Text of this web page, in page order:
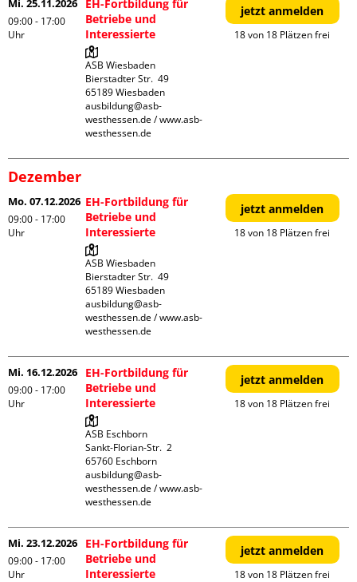
Mi. 25.11.2026
09:00 - 17:00
Uhr
EH-Fortbildung für
Betriebe und
Interessierte
ASB Wiesbaden
Bierstadter Str.  49
65189 Wiesbaden
ausbildung@asb-
westhessen.de / www.asb-
westhessen.de
jetzt anmelden
18 von 18 Plätzen frei
Dezember
Mo. 07.12.2026
09:00 - 17:00
Uhr
EH-Fortbildung für
Betriebe und
Interessierte
ASB Wiesbaden
Bierstadter Str.  49
65189 Wiesbaden
ausbildung@asb-
westhessen.de / www.asb-
westhessen.de
jetzt anmelden
18 von 18 Plätzen frei
Mi. 16.12.2026
09:00 - 17:00
Uhr
EH-Fortbildung für
Betriebe und
Interessierte
ASB Eschborn
Sankt-Florian-Str.  2
65760 Eschborn
ausbildung@asb-
westhessen.de / www.asb-
westhessen.de
jetzt anmelden
18 von 18 Plätzen frei
Mi. 23.12.2026
09:00 - 17:00
Uhr
EH-Fortbildung für
Betriebe und
Interessierte
jetzt anmelden
18 von 18 Plätzen frei